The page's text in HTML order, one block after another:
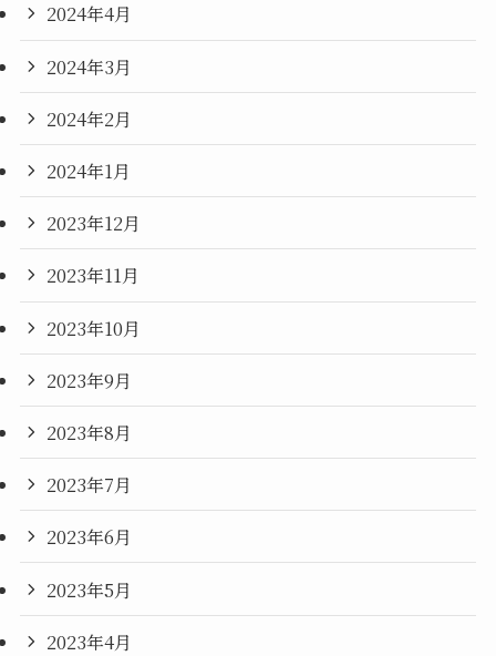
2024年4月
2024年3月
2024年2月
2024年1月
2023年12月
2023年11月
2023年10月
2023年9月
2023年8月
2023年7月
2023年6月
2023年5月
2023年4月